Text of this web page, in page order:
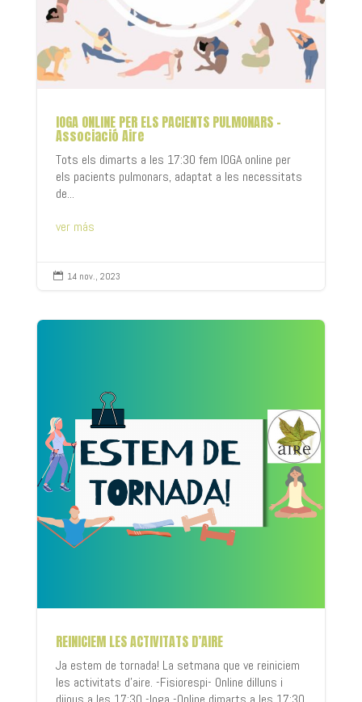
IOGA ONLINE PER ELS PACIENTS PULMONARS –
Associació Aire
Tots els dimarts a les 17:30 fem IOGA online per
els pacients pulmonars, adaptat a les necessitats
de...
ver más
 14 nov., 2023
REINICIEM LES ACTIVITATS D’AIRE
Ja estem de tornada! La setmana que ve reiniciem
les activitats d'aire. -Fisiorespi- Online dilluns i